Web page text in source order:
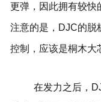
更弹，因此拥有较快
注意的是，DJC的脱
控制，应该是桐木大
在发力之后，